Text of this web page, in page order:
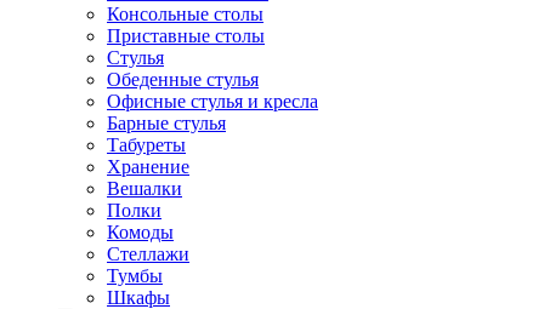
Консольные столы
Приставные столы
Стулья
Обеденные стулья
Офисные стулья и кресла
Барные стулья
Табуреты
Хранение
Вешалки
Полки
Комоды
Стеллажи
Тумбы
Шкафы